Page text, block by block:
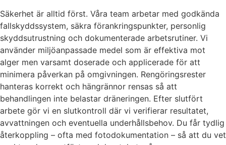
Säkerhet är alltid först. Våra team arbetar med godkända
fallskyddssystem, säkra förankringspunkter, personlig
skyddsutrustning och dokumenterade arbetsrutiner. Vi
använder miljöanpassade medel som är effektiva mot
alger men varsamt doserade och applicerade för att
minimera påverkan på omgivningen. Rengöringsrester
hanteras korrekt och hängrännor rensas så att
behandlingen inte belastar dräneringen. Efter slutfört
arbete gör vi en slutkontroll där vi verifierar resultatet,
avvattningen och eventuella underhållsbehov. Du får tydlig
återkoppling – ofta med fotodokumentation – så att du vet